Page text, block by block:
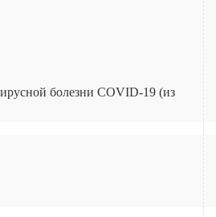
болезни COVID-19 (из